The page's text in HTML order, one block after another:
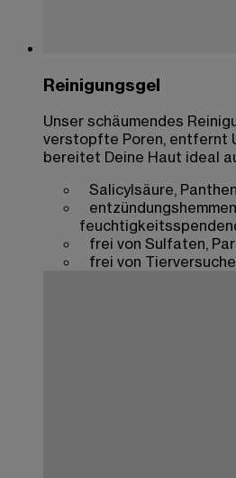
Reinigungsgel
Unser schäumendes
verstopfte Poren, entfernt
bereitet Deine Haut ideal
Salicylsäure,
frei von Sulfaten,
frei von